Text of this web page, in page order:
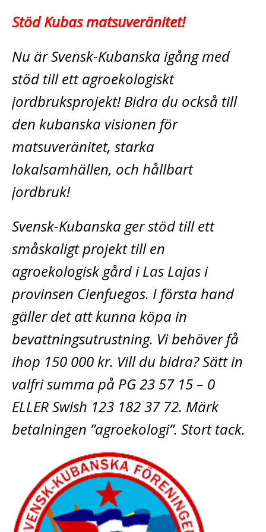
Stöd Kubas matsuveränitet!
Nu är Svensk-Kubanska igång med
stöd till ett agroekologiskt
jordbruksprojekt! Bidra du också till
den kubanska visionen för
matsuveränitet, starka
lokalsamhällen, och hållbart
jordbruk!
Svensk-Kubanska ger stöd till ett
småskaligt projekt till en
agroekologisk gård i Las Lajas i
provinsen Cienfuegos. I första hand
gäller det att kunna köpa in
bevattningsutrustning. Vi behöver få
ihop 150 000 kr. Vill du bidra? Sätt in
valfri summa på PG 23 57 15 – 0
ELLER Swish 123 182 37 72. Märk
betalningen ”agroekologi”. Stort tack.